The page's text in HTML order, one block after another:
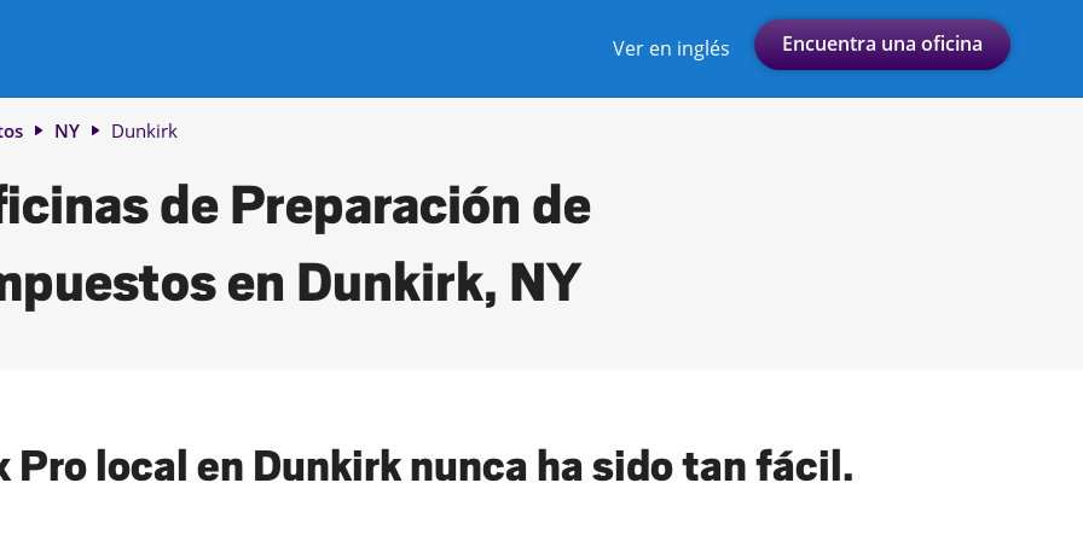
Encuentra una oficina
Ver en inglés
NY Dunkirk
de Preparación de
en Dunkirk, NY
Pro local en Dunkirk nunca ha sido tan fácil.